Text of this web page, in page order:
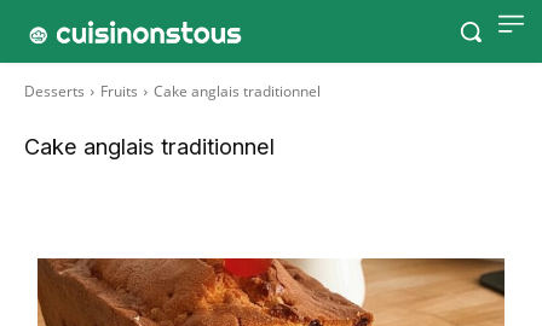
Desserts Fruits Cake anglais traditionnel
Cake anglais traditionnel